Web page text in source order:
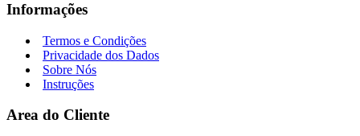
Informações
Termos e Condições
Privacidade dos Dados
Sobre Nós
Instruções
Area do Cliente